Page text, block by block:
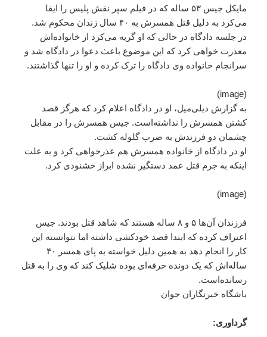
مایکل جیس ۵۳ ساله که در فیلم سپر نقش پلیس را ایفا
می‌کرد به دلیل قتل همسرش به ۴۰ سال زندان محکوم شد.
در جلسه دادگاه در حالی که او گریه می‌کرد از خانواده‌اش
معذرت خواهی کرد که این موضوع باعث دعوا در دادگاه شد و
سرانجام خانواده وی دادگاه را ترک کرده و او را تنها گذاشتند.
(image)
به گزارش دیلی‌میل، او در دادگاه اعلام کرد که هرگز قصد
کشتن همسرش را نداشته‌است. جیس همسرش را در مقابل
چشمان دو فرزندش به ضرب گلوله کشت.
او در دادگاه از خانواده همسرش هم عذرخواهی کرد و به علت
اینکه به جرم قتل عمد دستگیر نشده ابراز خشنودی کرد.
(image)
فرزندان آن‌ها ۵ و ۸ ساله هستند که شاهد قتل بودند. جیس
اعتراف کرده که ابندا قصد خودکشی داشته اما نتوانسته این
کار را انجام دهد به همین دلیل خواسته به پای همسر ۴۰
ساله‌اش که یک دونده حرفه‌ای بوده شلیک کند که وی را به قتل
رسانده‌است.
باشگاه خبرنگاران جوان
گرداوری: